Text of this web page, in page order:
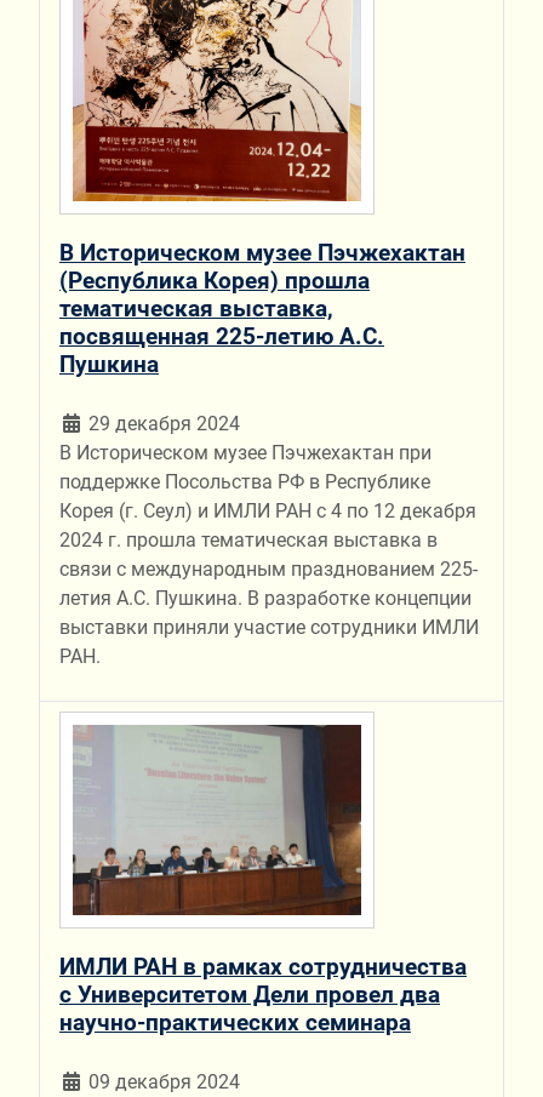
В Историческом музее Пэчжехактан
(Республика Корея) прошла
тематическая выставка,
посвященная 225-летию А.С.
Пушкина
29 декабря 2024
В Историческом музее Пэчжехактан при
поддержке Посольства РФ в Республике
Корея (г. Сеул) и ИМЛИ РАН с 4 по 12 декабря
2024 г. прошла тематическая выставка в
связи с международным празднованием 225-
летия А.С. Пушкина. В разработке концепции
выставки приняли участие сотрудники ИМЛИ
РАН.
ИМЛИ РАН в рамках сотрудничества
с Университетом Дели провел два
научно-практических семинара
09 декабря 2024